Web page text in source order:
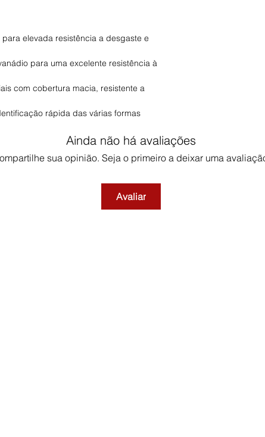
elevada resistência a desgaste e
para uma excelente resistência à
com cobertura macia, resistente a
rápida das várias formas
Ainda não há avaliações
sua opinião. Seja o primeiro a deixar uma
Avaliar